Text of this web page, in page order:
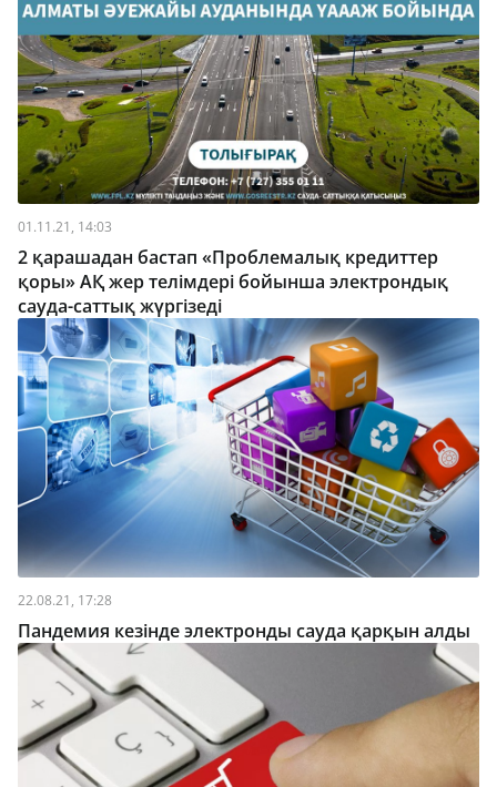
01.11.21, 14:03
2 қарашадан бастап «Проблемалық кредиттер
қоры» АҚ жер телімдері бойынша электрондық
сауда-саттық жүргізеді
22.08.21, 17:28
Пандемия кезінде электронды сауда қарқын алды